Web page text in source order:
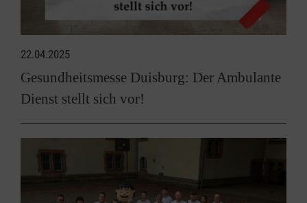
22.04.2025
Gesundheitsmesse Duisburg: Der Ambulante
Dienst stellt sich vor!